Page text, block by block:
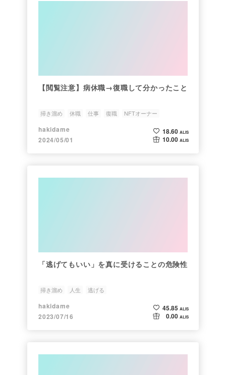
【閲覧注意】病休職→復職して分かったこと
掃き溜め 休職 仕事 復職 NFTオーナー
hakidame
2024/05/01
18.60 ALIS
10.00 ALIS
「逃げてもいい」を真に受けることの危険性
掃き溜め 人生 逃げる
hakidame
2023/07/16
45.85 ALIS
0.00 ALIS